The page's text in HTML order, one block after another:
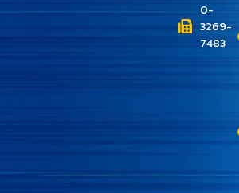
0-
3269-
7483